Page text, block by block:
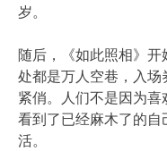
岁。
随后，《如此照相》
处都是万人空巷，入
紧俏。人们不是因为
看到了已经麻木了的
活。